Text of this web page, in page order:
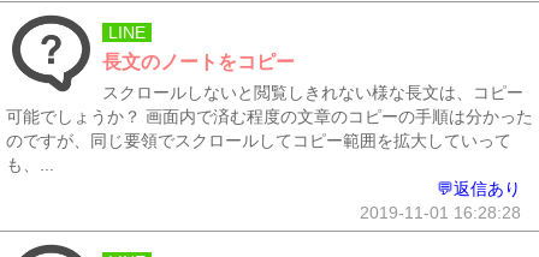
LINE
長文のノートをコピー
スクロールしないと閲覧しきれない様な長文は、コピー
可能でしょうか？ 画面内で済む程度の文章のコピーの手順は分かった
のですが、同じ要領でスクロールしてコピー範囲を拡大していって
も、...
💬返信あり
2019-11-01 16:28:28